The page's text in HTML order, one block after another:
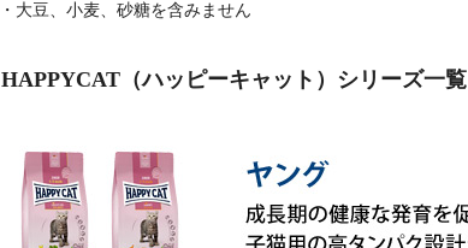
・大豆、小麦、砂糖を含みません
HAPPYCAT（ハッピーキャット）シリーズ一覧